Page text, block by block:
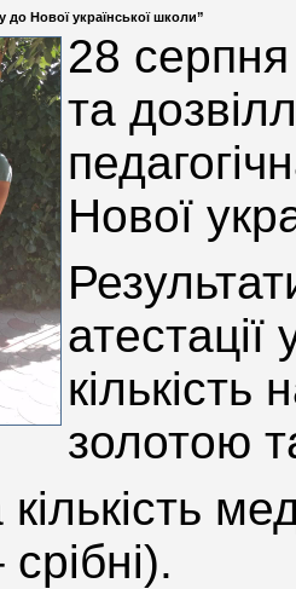
до Нової української школи”
28
та
Нової
золотою